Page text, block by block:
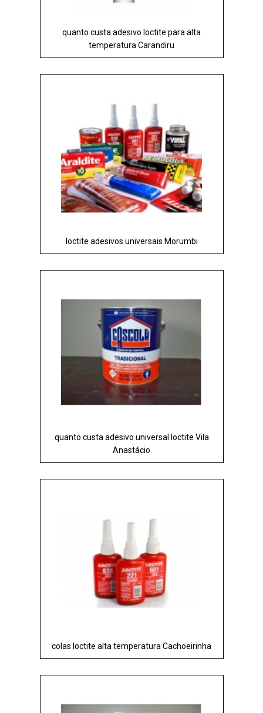
quanto custa adesivo loctite para alta
temperatura Carandiru
loctite adesivos universais Morumbi
quanto custa adesivo universal loctite Vila
Anastácio
colas loctite alta temperatura Cachoeirinha